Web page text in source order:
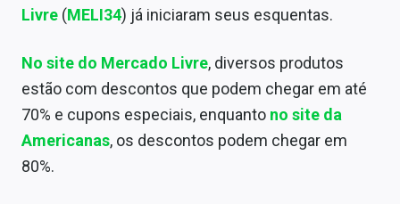
Livre (MELI34) já iniciaram seus esquentas.
No site do Mercado Livre, diversos produtos
estão com descontos que podem chegar em até
70% e cupons especiais, enquanto no site da
Americanas, os descontos podem chegar em
80%.